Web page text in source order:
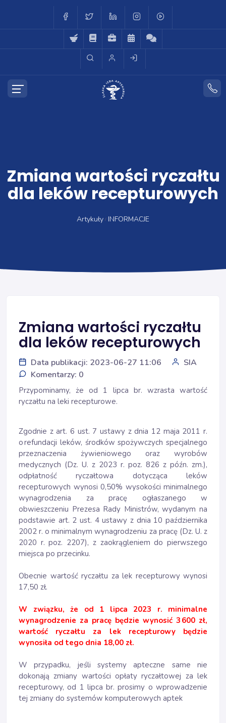
Zmiana wartości ryczałtu
dla leków recepturowych
Artykuły INFORMACJE
Zmiana wartości ryczałtu
dla leków recepturowych
Data publikacji: 2023-06-27 11:06
SIA
Komentarzy: 0
Przypominamy, że od 1 lipca br. wzrasta wartość
ryczałtu na leki recepturowe.
Zgodnie z art. 6 ust. 7 ustawy z dnia 12 maja 2011 r.
o refundacji leków, środków spożywczych specjalnego
przeznaczenia żywieniowego oraz wyrobów
medycznych (Dz. U. z 2023 r. poz. 826 z późn. zm.),
odpłatność ryczałtowa dotycząca leków
recepturowych wynosi 0,50% wysokości minimalnego
wynagrodzenia za pracę ogłaszanego w
obwieszczeniu Prezesa Rady Ministrów, wydanym na
podstawie art. 2 ust. 4 ustawy z dnia 10 października
2002 r. o minimalnym wynagrodzeniu za pracę (Dz. U. z
2020 r. poz. 2207), z zaokrągleniem do pierwszego
miejsca po przecinku.
Obecnie wartość ryczałtu za lek recepturowy wynosi
17,50 zł.
W związku, że od 1 lipca 2023 r. minimalne
wynagrodzenie za pracę będzie wynosić 3 600 zł,
wartość ryczałtu za lek recepturowy będzie
wynosiła od tego dnia 18,00 zł.
W przypadku, jeśli systemy apteczne same nie
dokonają zmiany wartości opłaty ryczałtowej za lek
recepturowy, od 1 lipca br. prosimy o wprowadzenie
tej zmiany do systemów komputerowych aptek